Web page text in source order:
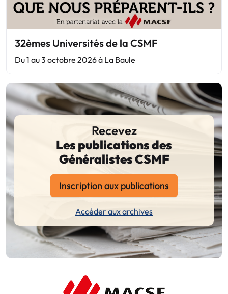
32èmes Universités de la CSMF
Du 1 au 3 octobre 2026 à La Baule
Recevez
Les publications des
Généralistes CSMF
Inscription aux publications
Accéder aux archives